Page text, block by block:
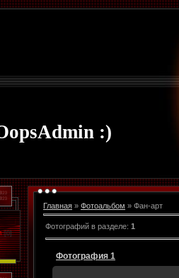
:)
[0]
Главная » Фотоальбом » Фан-арт
Фотографий в разделе: 1
Фотография 1